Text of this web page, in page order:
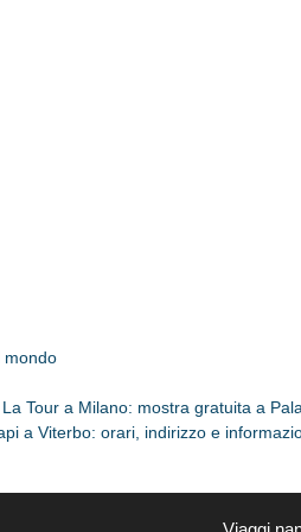
mondo
Tour a Milano: mostra gratuita a
a Viterbo: orari, indirizzo e